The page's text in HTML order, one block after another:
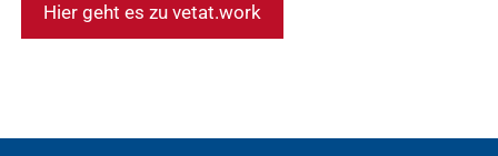
Hier geht es zu vetat.work